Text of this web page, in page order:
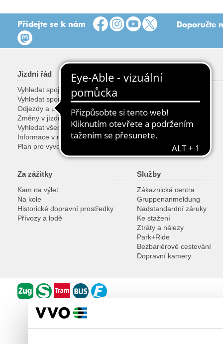
Přidejte se k nám Doporučte
Jízdní řád
Vyhledat spoj
Vyhledat spoj podle zastávky
Odjezdy a příjezdy
Změny v jízdním řádu
Vyhledat všechny spoje
Informace v mobilu
Plan pro vyvojare
Tarify a jízdenky
Jízdenky
Slevy
Kola, věci a zvířata
Prodej jízdenek
Speciální jízdenky
Za zážitky
Kam na výlet
Na kole
Historické dopravní prostředky
Přívozy a lodě
Služby
Zákaznická centra
Gruppenanmeldung
Nadstandardní záruky
Ke stažení
Ztráty a nálezy
Park+Ride
Bezbariérové cestování
Dopravní kamery